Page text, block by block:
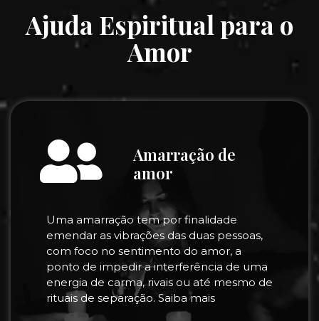
Ajuda Espiritual para o
Amor
Amarração de
amor
Uma amarração tem por finalidade
emendar as vibrações das duas pessoas,
com foco no sentimento do amor, a
ponto de impedir a interferência de uma
energia de carma, rivais ou até mesmo de
rituais de separação. Saiba mais